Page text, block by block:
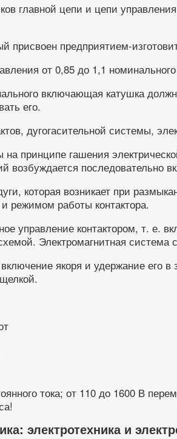
главной цепи и цепи
присвоен предприятием-
от 0,85 до 1,1
включающая катушка
его.
дугогасительной системы,
на принципе гашения
последовательно
которая возникает при
режимом работы контактора.
управление контактором, т. е.
Электромагнитная
якоря и удержание
тока; от 110 до 1600 В
электротехника и